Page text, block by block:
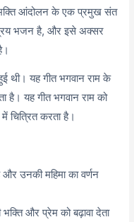
भक्ति आंदोलन के एक प्रमुख संत
भजन है, और इसे अक्सर
थी। यह गीत भगवान राम के
है। यह गीत भगवान राम को
करता है।
उनकी महिमा का वर्णन
और प्रेम को बढ़ावा देता